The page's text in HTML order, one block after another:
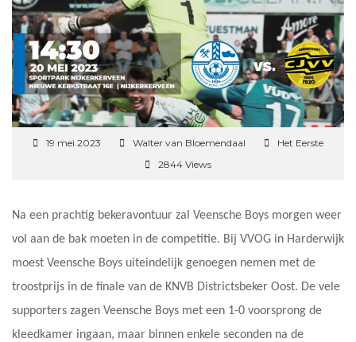
19 mei 2023 Walter van Bloemendaal
Het Eerste
2844 Views
Na een prachtig bekeravontuur zal Veensche Boys morgen weer
vol aan de bak moeten in de competitie. Bij VVOG in Harderwijk
moest Veensche Boys uiteindelijk genoegen nemen met de
troostprijs in de finale van de KNVB Districtsbeker Oost. De vele
supporters zagen Veensche Boys met een 1-0 voorsprong de
kleedkamer ingaan, maar binnen enkele seconden na de